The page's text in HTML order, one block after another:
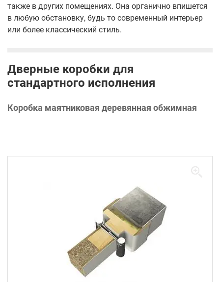
также в других помещениях. Она органично впишется
в любую обстановку, будь то современный интерьер
или более классический стиль.
Дверные коробки для
стандартного исполнения
Коробка маятниковая деревянная обжимная